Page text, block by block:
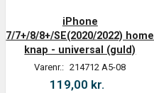
iPhone
7/7+/8/8+/SE(2020/2022) home
knap - universal (guld)
Varenr.: 214712 A5-08
119,00 kr.